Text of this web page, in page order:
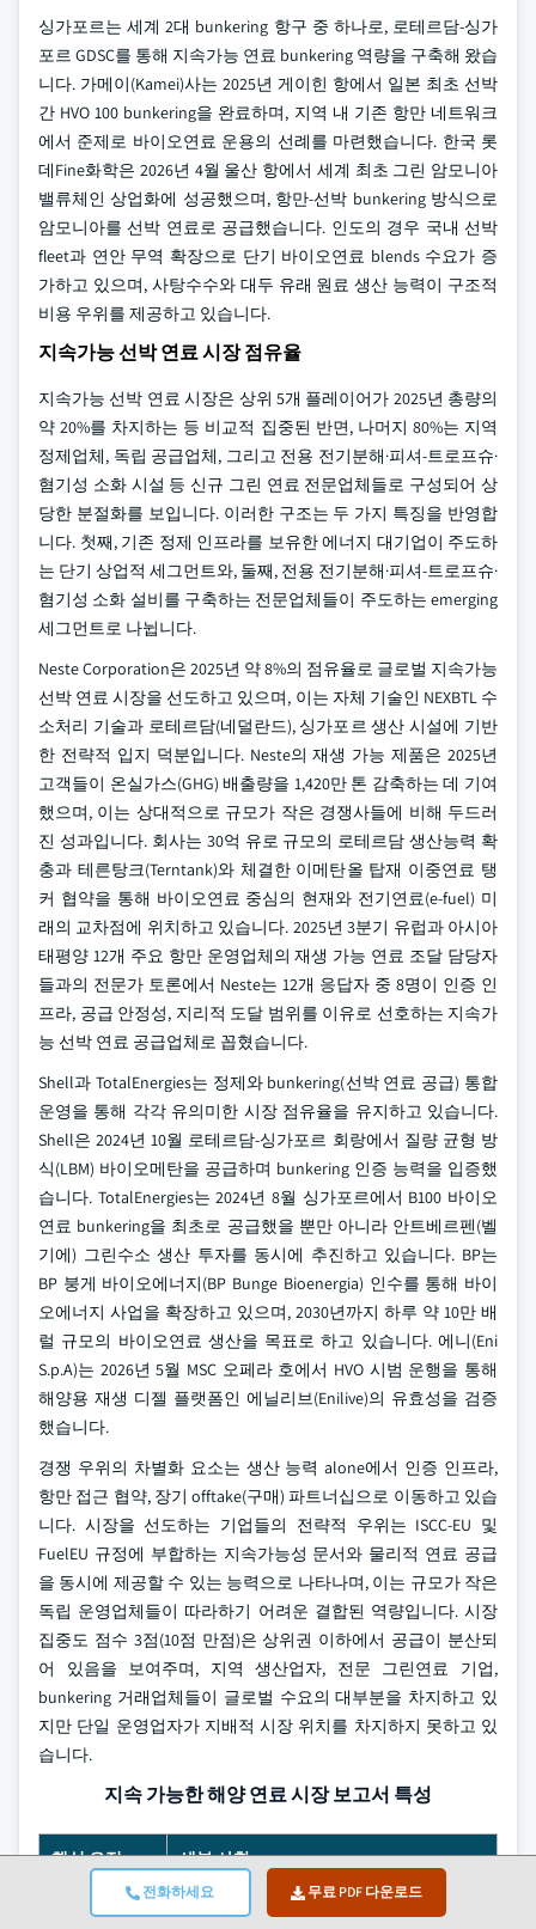
전화하세요 무료 PDF 다운로드
싱가포르는 세계 2대 bunkering 항구 중 하나로, 로테르담-싱가
포르 GDSC를 통해 지속가능 연료 bunkering 역량을 구축해 왔습
니다. 가메이(Kamei)사는 2025년 게이힌 항에서 일본 최초 선박
간 HVO 100 bunkering을 완료하며, 지역 내 기존 항만 네트워크
에서 준제로 바이오연료 운용의 선례를 마련했습니다. 한국 롯
데Fine화학은 2026년 4월 울산 항에서 세계 최초 그린 암모니아
밸류체인 상업화에 성공했으며, 항만-선박 bunkering 방식으로
암모니아를 선박 연료로 공급했습니다. 인도의 경우 국내 선박
fleet과 연안 무역 확장으로 단기 바이오연료 blends 수요가 증
가하고 있으며, 사탕수수와 대두 유래 원료 생산 능력이 구조적
비용 우위를 제공하고 있습니다.
지속가능 선박 연료 시장 점유율
지속가능 선박 연료 시장은 상위 5개 플레이어가 2025년 총량의
약 20%를 차지하는 등 비교적 집중된 반면, 나머지 80%는 지역
정제업체, 독립 공급업체, 그리고 전용 전기분해·피셔-트로프슈·
혐기성 소화 시설 등 신규 그린 연료 전문업체들로 구성되어 상
당한 분절화를 보입니다. 이러한 구조는 두 가지 특징을 반영합
니다. 첫째, 기존 정제 인프라를 보유한 에너지 대기업이 주도하
는 단기 상업적 세그먼트와, 둘째, 전용 전기분해·피셔-트로프슈·
혐기성 소화 설비를 구축하는 전문업체들이 주도하는 emerging
세그먼트로 나뉩니다.
Neste Corporation은 2025년 약 8%의 점유율로 글로벌 지속가능
선박 연료 시장을 선도하고 있으며, 이는 자체 기술인 NEXBTL 수
소처리 기술과 로테르담(네덜란드), 싱가포르 생산 시설에 기반
한 전략적 입지 덕분입니다. Neste의 재생 가능 제품은 2025년
고객들이 온실가스(GHG) 배출량을 1,420만 톤 감축하는 데 기여
했으며, 이는 상대적으로 규모가 작은 경쟁사들에 비해 두드러
진 성과입니다. 회사는 30억 유로 규모의 로테르담 생산능력 확
충과 테른탕크(Terntank)와 체결한 이메탄올 탑재 이중연료 탱
커 협약을 통해 바이오연료 중심의 현재와 전기연료(e-fuel) 미
래의 교차점에 위치하고 있습니다. 2025년 3분기 유럽과 아시아
태평양 12개 주요 항만 운영업체의 재생 가능 연료 조달 담당자
들과의 전문가 토론에서 Neste는 12개 응답자 중 8명이 인증 인
프라, 공급 안정성, 지리적 도달 범위를 이유로 선호하는 지속가
능 선박 연료 공급업체로 꼽혔습니다.
Shell과 TotalEnergies는 정제와 bunkering(선박 연료 공급) 통합
운영을 통해 각각 유의미한 시장 점유율을 유지하고 있습니다.
Shell은 2024년 10월 로테르담-싱가포르 회랑에서 질량 균형 방
식(LBM) 바이오메탄을 공급하며 bunkering 인증 능력을 입증했
습니다. TotalEnergies는 2024년 8월 싱가포르에서 B100 바이오
연료 bunkering을 최초로 공급했을 뿐만 아니라 안트베르펜(벨
기에) 그린수소 생산 투자를 동시에 추진하고 있습니다. BP는
BP 붕게 바이오에너지(BP Bunge Bioenergia) 인수를 통해 바이
오에너지 사업을 확장하고 있으며, 2030년까지 하루 약 10만 배
럴 규모의 바이오연료 생산을 목표로 하고 있습니다. 에니(Eni
S.p.A)는 2026년 5월 MSC 오페라 호에서 HVO 시범 운행을 통해
해양용 재생 디젤 플랫폼인 에닐리브(Enilive)의 유효성을 검증
했습니다.
경쟁 우위의 차별화 요소는 생산 능력 alone에서 인증 인프라,
항만 접근 협약, 장기 offtake(구매) 파트너십으로 이동하고 있습
니다. 시장을 선도하는 기업들의 전략적 우위는 ISCC-EU 및
FuelEU 규정에 부합하는 지속가능성 문서와 물리적 연료 공급
을 동시에 제공할 수 있는 능력으로 나타나며, 이는 규모가 작은
독립 운영업체들이 따라하기 어려운 결합된 역량입니다. 시장
집중도 점수 3점(10점 만점)은 상위권 이하에서 공급이 분산되
어 있음을 보여주며, 지역 생산업자, 전문 그린연료 기업,
bunkering 거래업체들이 글로벌 수요의 대부분을 차지하고 있
지만 단일 운영업자가 지배적 시장 위치를 차지하지 못하고 있
습니다.
지속 가능한 해양 연료 시장 보고서 특성
핵심 요점 세부 사항
시장 규모 및 성장